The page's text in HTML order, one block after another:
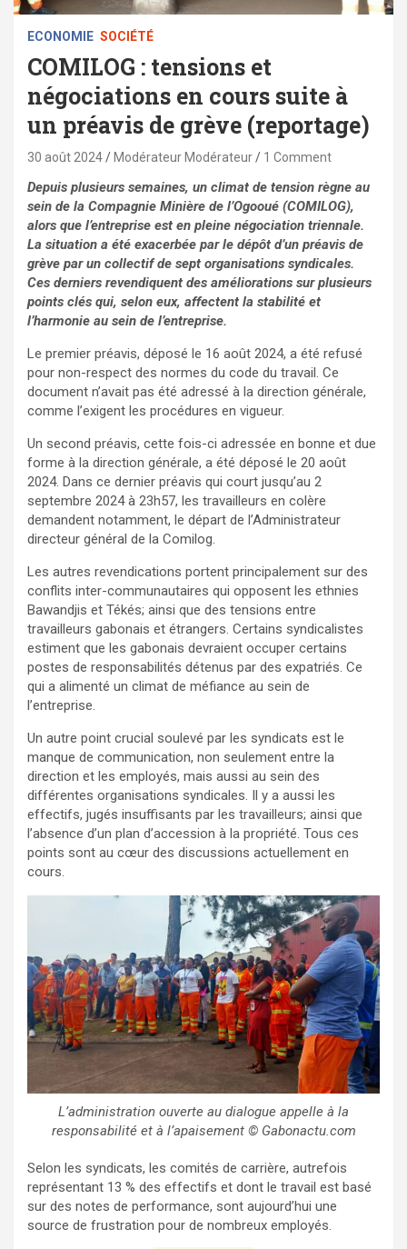
ECONOMIE SOCIÉTÉ
COMILOG : tensions et
négociations en cours suite à
un préavis de grève (reportage)
30 août 2024 Modérateur Modérateur 1 Comment
Depuis plusieurs semaines, un climat de tension règne au
sein de la Compagnie Minière de l’Ogooué (COMILOG),
alors que l’entreprise est en pleine négociation triennale.
La situation a été exacerbée par le dépôt d’un préavis de
grève par un collectif de sept organisations syndicales.
Ces derniers revendiquent des améliorations sur plusieurs
points clés qui, selon eux, affectent la stabilité et
l’harmonie au sein de l’entreprise.
Le premier préavis, déposé le 16 août 2024, a été refusé
pour non-respect des normes du code du travail. Ce
document n’avait pas été adressé à la direction générale,
comme l’exigent les procédures en vigueur.
Un second préavis, cette fois-ci adressée en bonne et due
forme à la direction générale, a été déposé le 20 août
2024. Dans ce dernier préavis qui court jusqu’au 2
septembre 2024 à 23h57, les travailleurs en colère
demandent notamment, le départ de l’Administrateur
directeur général de la Comilog.
Les autres revendications portent principalement sur des
conflits inter-communautaires qui opposent les ethnies
Bawandjis et Tékés; ainsi que des tensions entre
travailleurs gabonais et étrangers. Certains syndicalistes
estiment que les gabonais devraient occuper certains
postes de responsabilités détenus par des expatriés. Ce
qui a alimenté un climat de méfiance au sein de
l’entreprise.
Un autre point crucial soulevé par les syndicats est le
manque de communication, non seulement entre la
direction et les employés, mais aussi au sein des
différentes organisations syndicales. Il y a aussi les
effectifs, jugés insuffisants par les travailleurs; ainsi que
l’absence d’un plan d’accession à la propriété. Tous ces
points sont au cœur des discussions actuellement en
cours.
L’administration ouverte au dialogue appelle à la
responsabilité et à l’apaisement © Gabonactu.com
Selon les syndicats, les comités de carrière, autrefois
représentant 13 % des effectifs et dont le travail est basé
sur des notes de performance, sont aujourd’hui une
source de frustration pour de nombreux employés.